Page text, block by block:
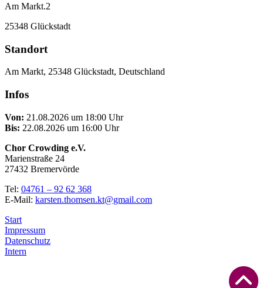
Am Markt.2
25348 Glückstadt
Standort
Am Markt, 25348 Glückstadt, Deutschland
Infos
Von: 21.08.2026 um 18:00 Uhr
Bis: 22.08.2026 um 16:00 Uhr
Chor Crowding e.V.
Marienstraße 24
27432 Bremervörde
Tel: 04761 – 92 62 368
E-Mail: karsten.thomsen.kt@gmail.com
Start
Impressum
Datenschutz
Intern